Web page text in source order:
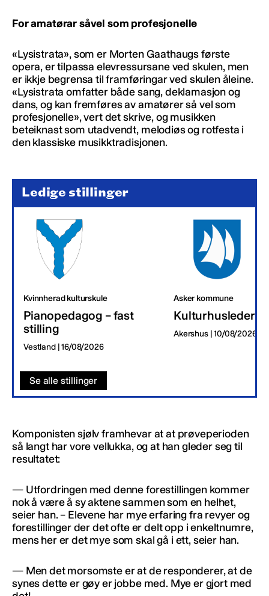
For amatørar såvel som profesjonelle
«Lysistrata», som er Morten Gaathaugs første
opera, er tilpassa elevressursane ved skulen, men
er ikkje begrensa til framføringar ved skulen åleine.
«Lysistrata omfatter både sang, deklamasjon og
dans, og kan fremføres av amatører så vel som
profesjonelle», vert det skrive, og musikken
beteiknast som utadvendt, melodiøs og rotfesta i
den klassiske musikktradisjonen.
Ledige stillinger
Kvinnherad kulturskule
Pianopedagog – fast
stilling
Vestland | 16/08/2026
Asker kommune
Kulturhusleder
Akershus | 10/08/2026
Se alle stillinger
Komponisten sjølv framhevar at at prøveperioden
så langt har vore vellukka, og at han gleder seg til
resultatet:
— Utfordringen med denne forestillingen kommer
nok å være å sy aktene sammen som en helhet,
seier han. – Elevene har mye erfaring fra revyer og
forestillinger der det ofte er delt opp i enkeltnumre,
mens her er det mye som skal gå i ett, seier han.
— Men det morsomste er at de responderer, at de
synes dette er gøy er jobbe med. Mye er gjort med